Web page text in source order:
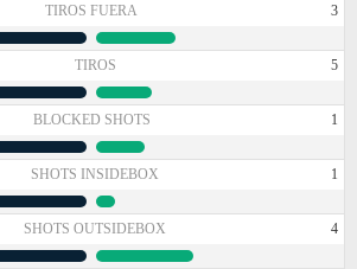
TIROS FUERA 3
TIROS 5
BLOCKED SHOTS 1
SHOTS INSIDEBOX 1
SHOTS OUTSIDEBOX 4